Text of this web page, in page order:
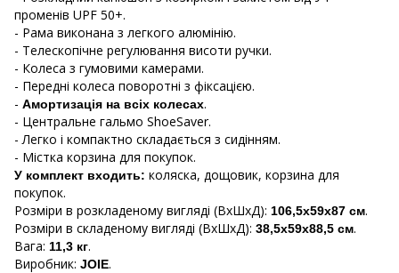
променів UPF 50+.
- Рама виконана з легкого алюмінію.
- Телескопічне регулювання висоти ручки.
- Колеса з гумовими камерами.
- Передні колеса поворотні з фіксацією.
- Амортизація на всіх колесах.
- Центральне гальмо ShoeSaver.
- Легко і компактно складається з сидінням.
- Містка корзина для покупок.
У комплект входить: коляска, дощовик, корзина для
покупок.
Розміри в розкладеному вигляді (ВхШхД): 106,5х59х87 см.
Розміри в складеному вигляді (ВхШхД): 38,5х59х88,5 см.
Вага: 11,3 кг.
Виробник: JOIE.